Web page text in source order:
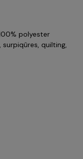
polyester
quilting,